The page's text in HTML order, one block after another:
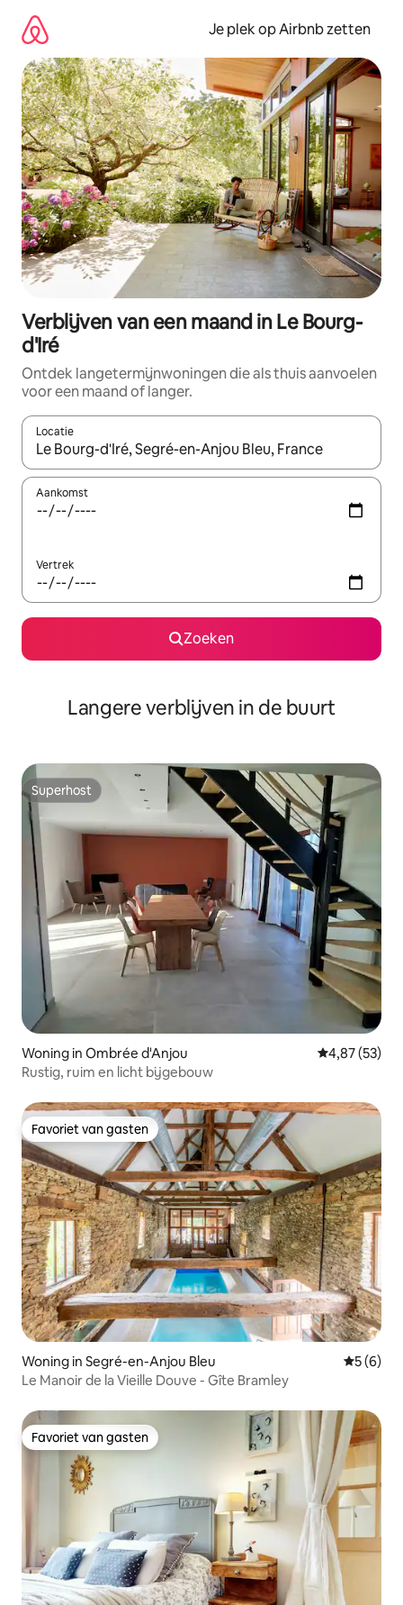
direct
naar
inhoud
Je plek op Airbnb zetten
Verblijven van een maand in Le Bourg-
d'Iré
Ontdek langetermijnwoningen die als thuis aanvoelen
voor een maand of langer.
Locatie
Wanneer er resultaten beschikbaar zijn, maak je een keuze
Aankomst
Vertrek
Zoeken
Langere verblijven in de buurt
Superhost
Superhost
Woning in Ombrée d'Anjou Gemiddelde
4,87 (53)
Rustig, ruim en licht bijgebouw
Favoriet van gasten
Favoriet van gasten
Woning in Segré-en-Anjou Bleu
5 (6)
Le Manoir de la Vieille Douve - Gîte Bramley
Favoriet van gasten
Favoriet van gasten